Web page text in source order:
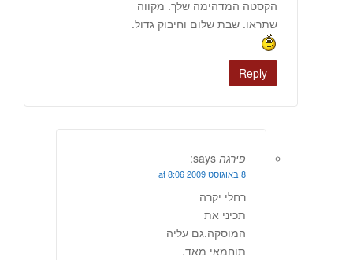
הקסטה המדהימה שלך. מקווה
שתראו. שבת שלום וחיבוק גדול.
Reply
פירגה says:
8 באוגוסט 2009 at 8:06
רחלי יקרה
תכיני את
המוסקה.גם עליה
תוחמאי מאד.